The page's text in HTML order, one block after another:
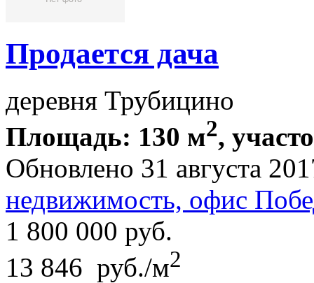
Продается дача
деревня Трубицино
Площадь: 130 м2,
Обновлено 31 августа
недвижимость, офис
1 800 000 руб.
13 846 руб./м2